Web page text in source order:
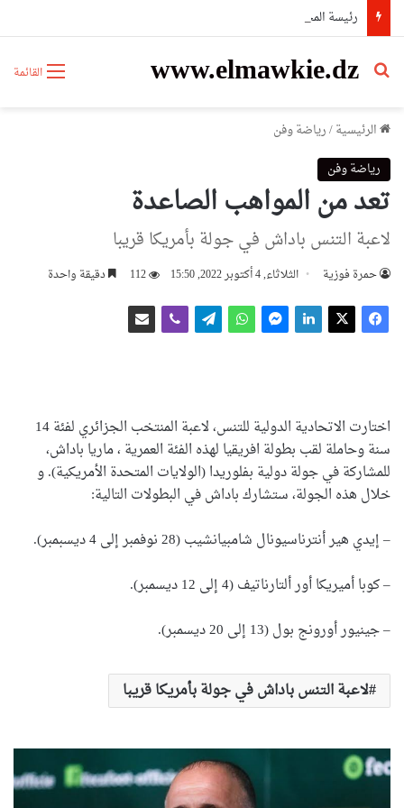
رئيسة المجلس الشعبي الوطني تهنئ البطل يونس عياشي
القائمة www.elmawkie.dz
بحث عن
الرئيسية/رياضة وفن
رياضة وفن
تعد من المواهب الصاعدة
لاعبة التنس باداش في جولة بأمريكا قريبا
حمرة فوزية الثلاثاء, 4 أكتوبر 2022, 15:50 112 دقيقة واحدة
اختارت الاتحادية الدولية للتنس، لاعبة المنتخب الجزائري لفئة 14
سنة وحاملة لقب بطولة افريقيا لهذه الفئة العمرية ، ماريا باداش،
للمشاركة في جولة دولية بفلوريدا (الولايات المتحدة الأمريكية). و
خلال هذه الجولة، ستشارك باداش في البطولات التالية:
– إيدي هير أنترناسيونال شامبيانشيب (28 نوفمبر إلى 4 ديسبمبر).
– كوبا أميريكا أور ألتارناتيف (4 إلى 12 ديسمبر).
– جينيور أورونج بول (13 إلى 20 ديسمبر).
لاعبة التنس باداش في جولة بأمريكا قريبا